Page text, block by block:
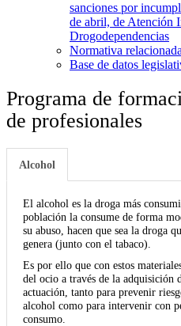
sanciones por
de abril, de Atención
Drogodependencias
Normativa relacionada
Base de datos
Programa de
de profesionales
Alcohol
El alcohol es la droga más
población la consume de forma
su abuso, hacen que sea la droga
genera (junto con el tabaco).
Es por ello que con estos
del ocio a través de la adquisición
actuación, tanto para prevenir
alcohol como para intervenir con
consumo.